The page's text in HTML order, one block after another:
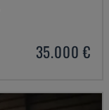
35.000 €